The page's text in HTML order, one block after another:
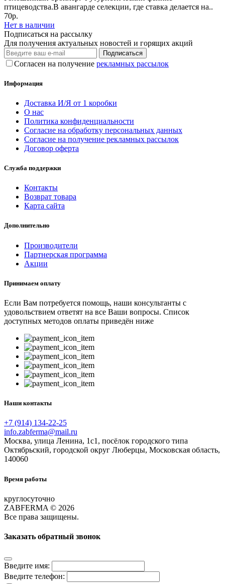
птицеводства.В авангарде селекции, где ставка делается на..
70р.
Нет в наличии
Подписаться на рассылку
Для получения актуальных новостей и горящих акций
Подписаться
Согласен на получение рекламных рассылок
Информация
Доставка И/Я от 1 коробки
О нас
Политика конфиденциальности
Согласие на обработку персональных данных
Согласие на получение рекламных рассылок
Договор оферта
Служба поддержки
Контакты
Возврат товара
Карта сайта
Дополнительно
Производители
Партнерская программа
Акции
Принимаем оплату
Если Вам потребуется помощь, наши консультанты с
удовольствием ответят на все Ваши вопросы. Список
доступных методов оплаты приведён ниже
Наши контакты
+7 (914) 134-22-25
info.zabferma@mail.ru
Москва, улица Ленина, 1с1, посёлок городского типа
Октябрьский, городской округ Люберцы, Московская область,
140060
Время работы
круглосуточно
ZABFERMA © 2026
Все права защищены.
Заказать обратный звонок
Введите имя:
Введите телефон: